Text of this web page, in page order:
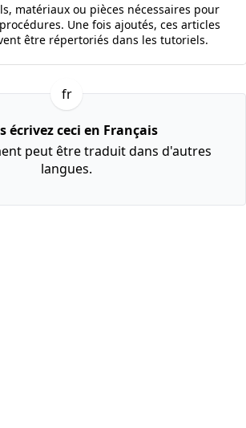
matériaux ou pièces nécessaires pour
Une fois ajoutés, ces articles
être répertoriés dans les tutoriels.
fr
écrivez ceci en Français
peut être traduit dans d'autres
langues.